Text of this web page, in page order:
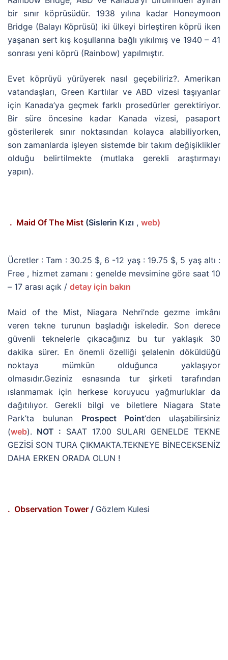
bir sınır köprüsüdür. 1938 yılına kadar Honeymoon
Bridge (Balayı Köprüsü) iki ülkeyi birleştiren köprü iken
yaşanan sert kış koşullarına bağlı yıkılmış ve 1940 – 41
sonrası yeni köprü (Rainbow) yapılmıştır.
Evet köprüyü yürüyerek nasıl geçebiliriz?. Amerikan
vatandaşları, Green Kartlılar ve ABD vizesi taşıyanlar
için Kanada’ya geçmek farklı prosedürler gerektiriyor.
Bir süre öncesine kadar Kanada vizesi, pasaport
gösterilerek sınır noktasından kolayca alabiliyorken,
son zamanlarda işleyen sistemde bir takım değişiklikler
olduğu belirtilmekte (mutlaka gerekli araştırmayı
yapın).
. Maid Of The Mist (Sislerin Kızı , web)
Ücretler : Tam : 30.25 $, 6 -12 yaş : 19.75 $, 5 yaş altı :
Free , hizmet zamanı : genelde mevsimine göre saat 10
– 17 arası açık / detay için bakın
Maid of the Mist, Niagara Nehri’nde gezme imkânı
veren tekne turunun başladığı iskeledir. Son derece
güvenli teknelerle çıkacağınız bu tur yaklaşık 30
dakika sürer. En önemli özelliği şelalenin döküldüğü
noktaya mümkün olduğunca yaklaşıyor
olmasıdır.Geziniz esnasında tur şirketi tarafından
ıslanmamak için herkese koruyucu yağmurluklar da
dağıtılıyor. Gerekli bilgi ve biletlere Niagara State
Park’ta bulunan Prospect Point‘den ulaşabilirsiniz
(web). NOT : SAAT 17.00 SULARI GENELDE TEKNE
GEZİSİ SON TURA ÇIKMAKTA.TEKNEYE BİNECEKSENİZ
DAHA ERKEN ORADA OLUN !
. Observation Tower / Gözlem Kulesi